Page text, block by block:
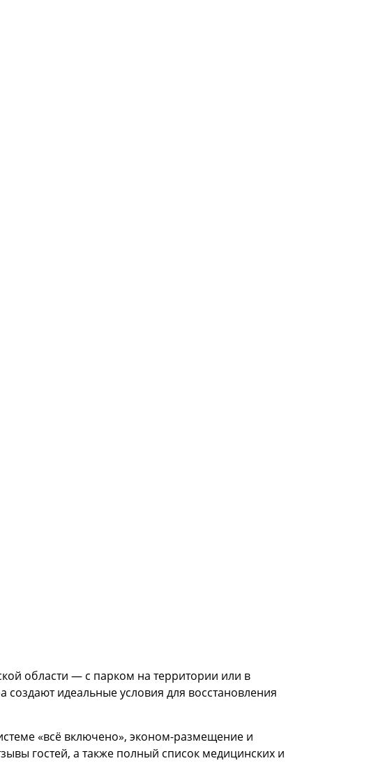
области — с парком на территории или в
создают идеальные условия для восстановления
«всё включено», эконом-размещение и
гостей, а также полный список медицинских и